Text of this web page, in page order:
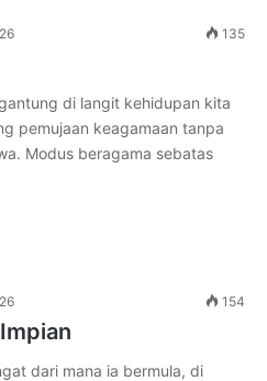
135
di langit kehidupan kita
pemujaan keagamaan tanpa
Modus beragama sebatas
154
dari mana ia bermula, di